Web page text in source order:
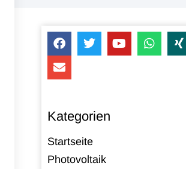
Kategorien
Startseite
Photovoltaik